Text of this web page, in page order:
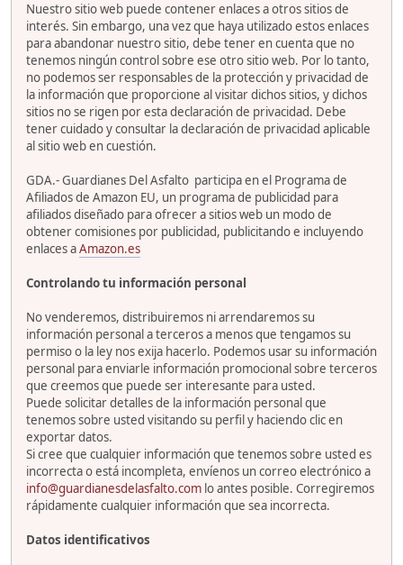
Nuestro sitio web puede contener enlaces a otros sitios de
interés. Sin embargo, una vez que haya utilizado estos enlaces
para abandonar nuestro sitio, debe tener en cuenta que no
tenemos ningún control sobre ese otro sitio web. Por lo tanto,
no podemos ser responsables de la protección y privacidad de
la información que proporcione al visitar dichos sitios, y dichos
sitios no se rigen por esta declaración de privacidad. Debe
tener cuidado y consultar la declaración de privacidad aplicable
al sitio web en cuestión.
GDA.- Guardianes Del Asfalto participa en el Programa de
Afiliados de Amazon EU, un programa de publicidad para
afiliados diseñado para ofrecer a sitios web un modo de
obtener comisiones por publicidad, publicitando e incluyendo
enlaces aAmazon.es
Controlando tu información personal
No venderemos, distribuiremos ni arrendaremos su
información personal a terceros a menos que tengamos su
permiso o la ley nos exija hacerlo. Podemos usar su información
personal para enviarle información promocional sobre terceros
que creemos que puede ser interesante para usted.
Puede solicitar detalles de la información personal que
tenemos sobre usted visitando su perfil y haciendo clic en
exportar datos.
Si cree que cualquier información que tenemos sobre usted es
incorrecta o está incompleta, envíenos un correo electrónico a
info@guardianesdelasfalto.com lo antes posible. Corregiremos
rápidamente cualquier información que sea incorrecta.
Datos identificativos